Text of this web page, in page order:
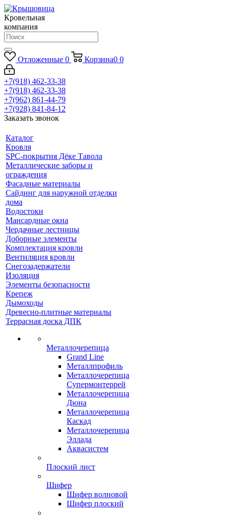
Кровельная
компания
Отложенные 0 Корзина0 0
+7(918) 462-33-38
+7(918) 462-33-38
+7(962) 861-44-79
+7(928) 841-84-12
Заказать звонок
Каталог
Кровля
SPC-покрытия Дёке Тавола
Металлические заборы и
ограждения
Фасадные материалы
Сайдинг для наружной отделки
дома
Водостоки
Мансардные окна
Чердачные лестницы
Доборные элементы
Комплектация кровли
Вентиляция кровли
Снегозадержатели
Изоляция
Элементы безопасности
Крепеж
Дымоходы
Древесно-плитные материалы
Террасная доска ДПК
Металлочерепица
Grand Line
Металлпрофиль
Металлочерепица
Супермонтеррей
Металлочерепица
Дюна
Металлочерепица
Каскад
Металлочерепица
Эллада
Аквасистем
Плоский лист
Шифер
Шифер волновой
Шифер плоский